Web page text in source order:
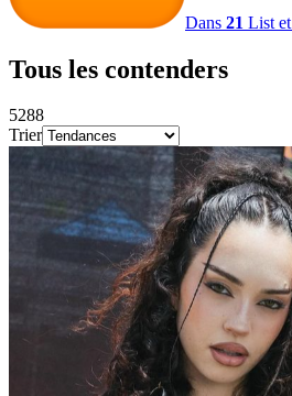
Dans 21 List et
Tous les contenders
5288
Trier